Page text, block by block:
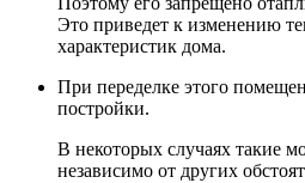
Это приведет к изменению
характеристик дома.
При переделке этого
постройки.
В некоторых случаях такие
независимо от других